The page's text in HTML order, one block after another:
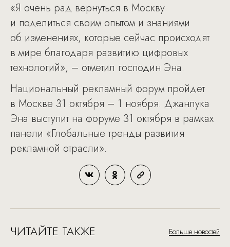
«Я очень рад вернуться в Москву
и поделиться своим опытом и знаниями
об изменениях, которые сейчас происходят
в мире благодаря развитию цифровых
технологий», – отметил господин Эна.
Национальный рекламный форум пройдет
в Москве 31 октября – 1 ноября. Джанлука
Эна выступит на форуме 31 октября в рамках
панели «Глобальные тренды развития
рекламной отрасли».
ЧИТАЙТЕ ТАКЖЕ Больше новостей